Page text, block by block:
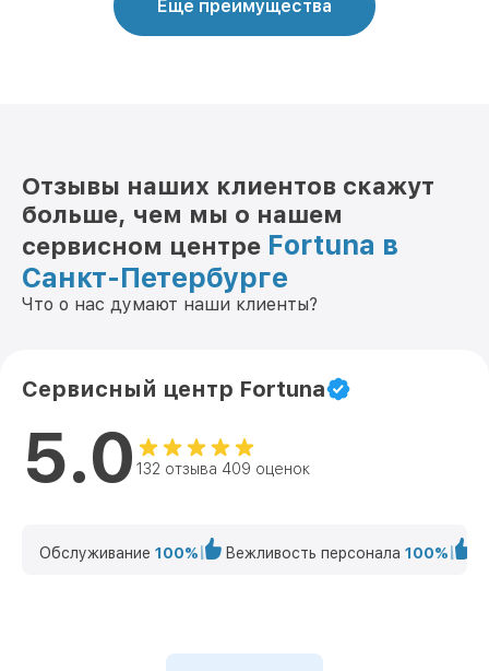
Еще преимущества
Отзывы наших клиентов скажут
больше, чем мы о нашем
сервисном центре Fortuna в
Санкт-Петербурге
Что о нас думают наши клиенты?
Сервисный центр Fortuna
5.0 132 отзыва 409 оценок
Обслуживание 100% Вежливость персонала 100%